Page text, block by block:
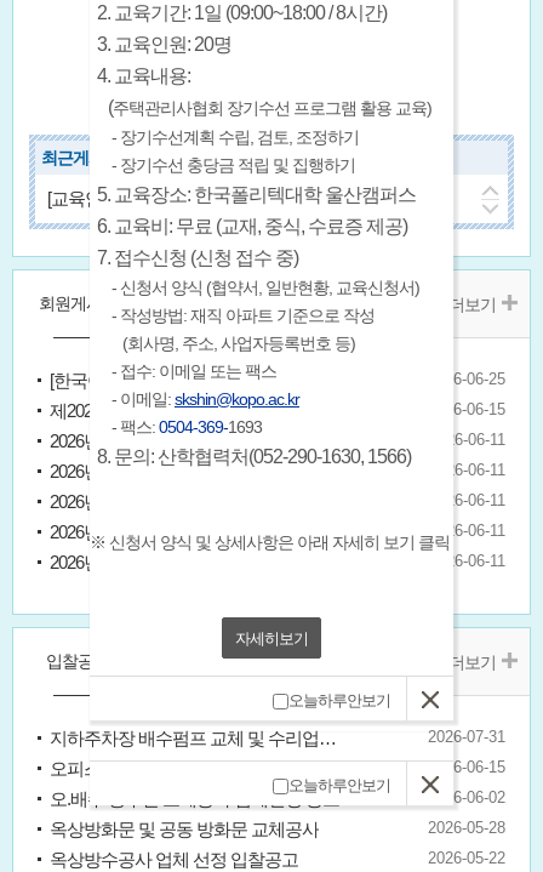
최근게시글
[교육안내-울산] 장기수선 프로그램 활용 실무(4회차-2026. 9. 5. (토)) 2026.08.06.
2026년 하반기 관리감독자 정기안전 보건교육 실시 안내(9/2~9/4, 9/7~9/11) 2026.08.06.
「공동주택관리법 시행규칙」일부 개정령 공포('26.7.30.) 안내★ /공동관리 총세대수 적용 예외 사유 추가 등 2026.07.29.
「주택건설기준 등에 관한 규칙」일부 개정령 공포('26.7.29.) 안내 /공동주택에도 "자동이송주차장치" 설치허용 2026.07.29.
「주차장법 시행 규칙」일부 개정령 공포('26.7.27.) 안내 /주차로봇의 법적 지위 신설 등
[발의] 공동주택관리법 일부개정법률안('26.7.21, 안태준 의원) / 혼합주택단지 관리비 사용에 임차인 참여 강화
회원게시판
[한국아파트신문] 울산소식 (26.6.25.) 2026-06-25
제2026년-2차(정기) 운영위원회 회의결과 공고 2026-06-15
2026년 동구 지부회의 개최 안내(6. 26. 금) 2026-06-11
2026년 북구 지부회의 개최 안내(6. 24. 수) 2026-06-11
2026년 중구 지부회의 개최 안내(6. 25. 목) 2026-06-11
2026년 울주(서) 지부회의 개최 안내 (6.25. 목) 2026-06-11
2026년 울주(남) 지부회의 개최 안내 (6. 24. 수) 2026-06-11
더보기
자유게시판
입찰공고
지하주차장 배수펌프 교체 및 수리업체 선정 입찰공고 2026-07-31
오피스텔 횡주 주철관(오수·하수) 철거 및 고강도 PVC 배관 교체공사 2026-06-15
오.배수 횡주관 교체공사 업체선정 공고 2026-06-02
옥상방화문 및 공동 방화문 교체공사 2026-05-28
옥상방수공사 업체 선정 입찰공고 2026-05-22
더보기
소장구인 직원구인
2. 교육기간: 1일 (09:00~18:00 / 8시간)
3. 교육인원: 20명
4. 교육내용:
(주택관리사협회 장기수선 프로그램 활용 교육)
- 장기수선계획 수립, 검토, 조정하기
- 장기수선 충당금 적립 및 집행하기
5. 교육장소: 한국폴리텍대학 울산캠퍼스
6. 교육비: 무료 (교재, 중식, 수료증 제공)
7. 접수신청 (신청 접수 중)
- 신청서 양식 (협약서, 일반현황, 교육신청서)
- 작성방법: 재직 아파트 기준으로 작성
(회사명, 주소, 사업자등록번호 등)
- 접수: 이메일 또는 팩스
- 이메일:skshin@kopo.ac.kr
- 팩스:0504-369-1693
8. 문의: 산학협력처(052-290-1630, 1566)
※ 신청서 양식 및 상세사항은 아래 자세히 보기 클릭
자세히보기
오늘하루안보기
오늘하루안보기